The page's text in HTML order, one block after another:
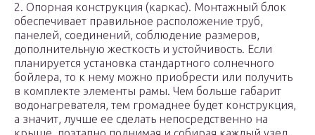
2. Опорная конструкция (каркас). Монтажный блок
обеспечивает правильное расположение труб,
панелей, соединений, соблюдение размеров,
дополнительную жесткость и устойчивость. Если
планируется установка стандартного солнечного
бойлера, то к нему можно приобрести или получить
в комплекте элементы рамы. Чем больше габарит
водонагревателя, тем громаднее будет конструкция,
а значит, лучше ее сделать непосредственно на